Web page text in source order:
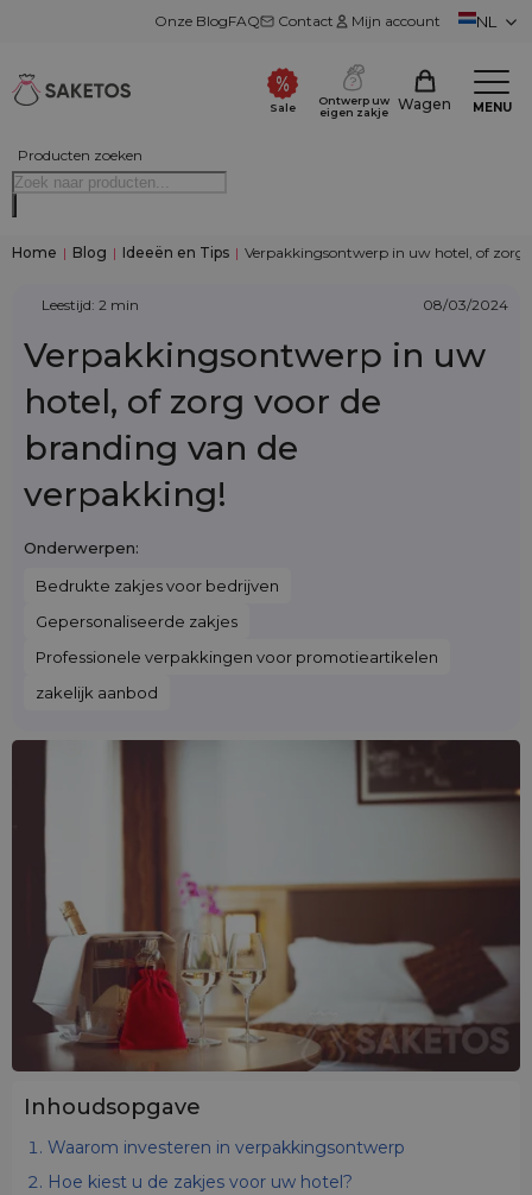
Onze BlogFAQ Contact Mijn account NL
Producten zoeken
Sale
Ontwerp uw
eigen zakje
Wagen MENU
Home | Blog | Ideeën en Tips | Verpakkingsontwerp in uw hotel, of zorg
Leestijd: 2 min 08/03/2024
Verpakkingsontwerp in uw
hotel, of zorg voor de
branding van de
verpakking!
Onderwerpen:
Bedrukte zakjes voor bedrijven
Gepersonaliseerde zakjes
Professionele verpakkingen voor promotieartikelen
zakelijk aanbod
Inhoudsopgave
Waarom investeren in verpakkingsontwerp
Hoe kiest u de zakjes voor uw hotel?